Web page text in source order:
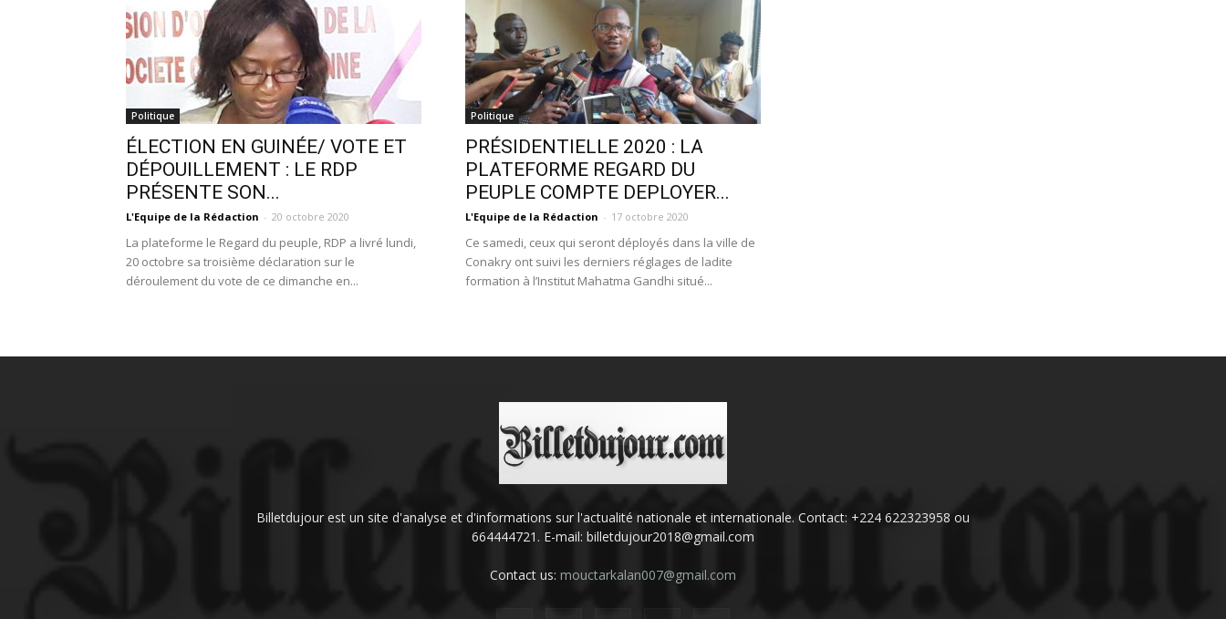
Politique
ÉLECTION EN GUINÉE/ VOTE ET
DÉPOUILLEMENT : LE RDP
PRÉSENTE SON...
L'Equipe de la Rédaction - 20 octobre 2020
La plateforme le Regard du peuple, RDP a livré lundi,
20 octobre sa troisième déclaration sur le
déroulement du vote de ce dimanche en...
Politique
PRÉSIDENTIELLE 2020 : LA
PLATEFORME REGARD DU
PEUPLE COMPTE DEPLOYER...
L'Equipe de la Rédaction - 17 octobre 2020
Ce samedi, ceux qui seront déployés dans la ville de
Conakry ont suivi les derniers réglages de ladite
formation à l’Institut Mahatma Gandhi situé...
Billetdujour est un site d'analyse et d'informations sur l'actualité nationale et internationale. Contact: +224 622323958 ou
664444721. E-mail: billetdujour2018@gmail.com
Contact us: mouctarkalan007@gmail.com